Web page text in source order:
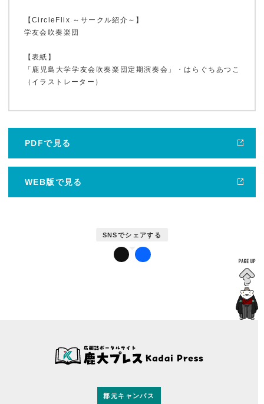
鹿児島大学広報センターについて
【CircleFlix ～サークル紹介～】
学友会吹奏楽団
【表紙】
「鹿児島大学学友会吹奏楽団定期演奏会」・はらぐちあつこ
（イラストレーター）
PDFで見る
WEB版で見る
郡元キャンパス